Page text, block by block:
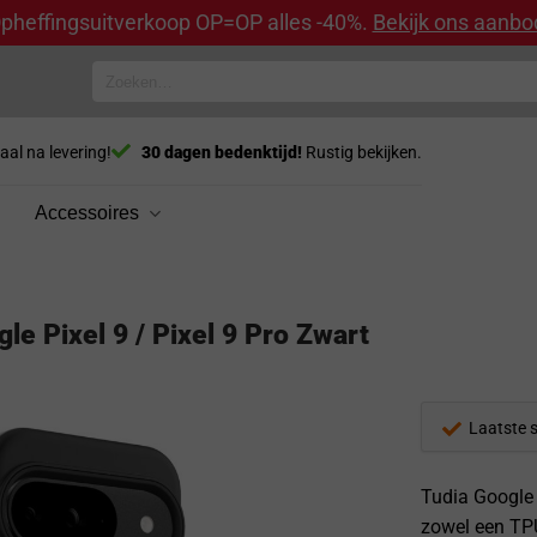
OP=OP alles -40%. Bekijk ons
na levering! 30 dagen bedenktijd! Rustig bekijken.
Accessoires
Pixel 9 / Pixel 9 Pro Zwart
Laatste
Tudia
zowel een